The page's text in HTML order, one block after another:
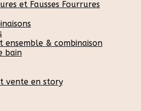
et Fausses Fourrures
ensemble & combinaison
bain
vente en story